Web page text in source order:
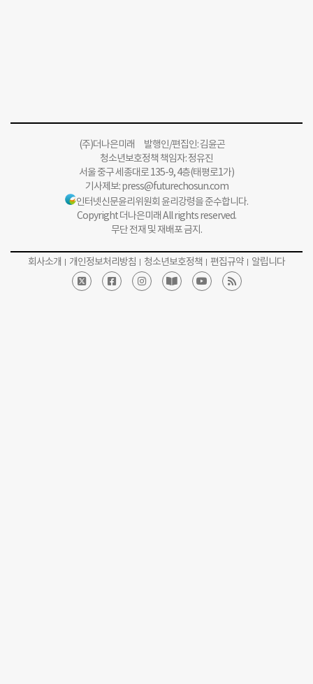
(주)더나은미래 발행인/편집인: 김윤곤
청소년보호정책 책임자: 정유진
서울 중구 세종대로 135-9, 4층(태평로1가)
기사제보:press@futurechosun.com
인터넷신문윤리위원회 윤리강령을 준수합니다.
Copyright 더나은미래 All rights reserved.
무단 전재 및 재배포 금지.
회사소개 개인정보처리방침 청소년보호정책 편집규약 알립니다